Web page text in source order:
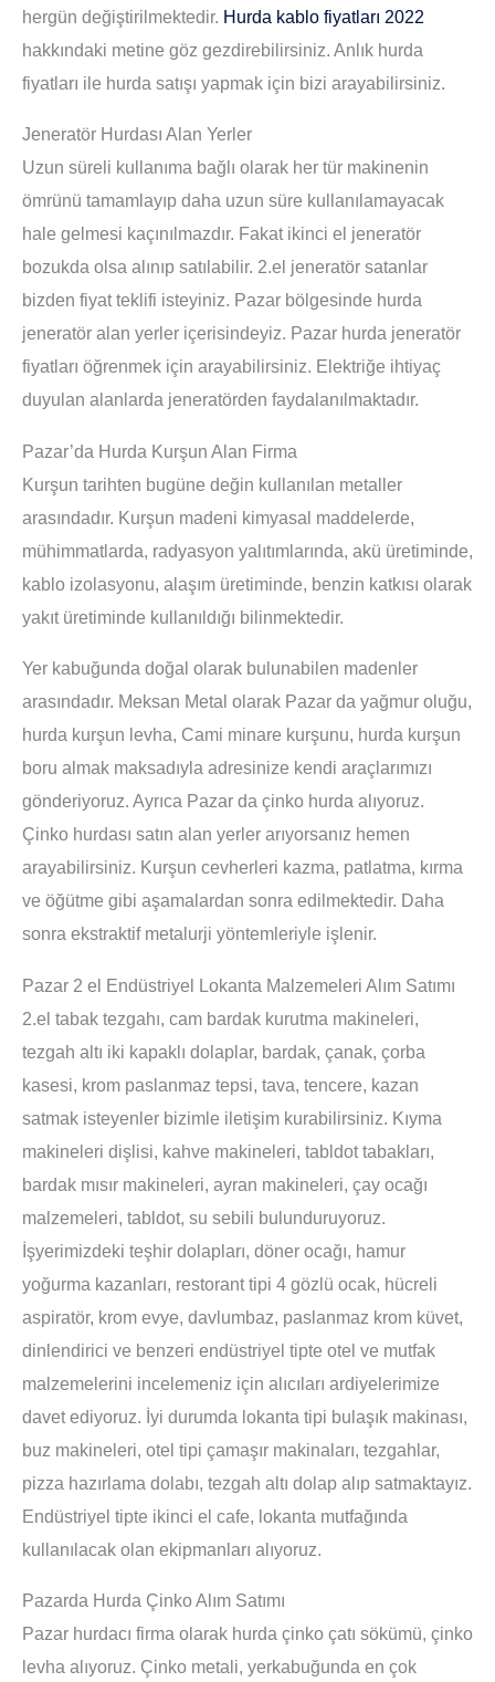
hergün değiştirilmektedir. Hurda kablo fiyatları 2022
hakkındaki metine göz gezdirebilirsiniz. Anlık hurda
fiyatları ile hurda satışı yapmak için bizi arayabilirsiniz.
Jeneratör Hurdası Alan Yerler
Uzun süreli kullanıma bağlı olarak her tür makinenin
ömrünü tamamlayıp daha uzun süre kullanılamayacak
hale gelmesi kaçınılmazdır. Fakat ikinci el jeneratör
bozukda olsa alınıp satılabilir. 2.el jeneratör satanlar
bizden fiyat teklifi isteyiniz. Pazar bölgesinde hurda
jeneratör alan yerler içerisindeyiz. Pazar hurda jeneratör
fiyatları öğrenmek için arayabilirsiniz. Elektriğe ihtiyaç
duyulan alanlarda jeneratörden faydalanılmaktadır.
Pazar’da Hurda Kurşun Alan Firma
Kurşun tarihten bugüne değin kullanılan metaller
arasındadır. Kurşun madeni kimyasal maddelerde,
mühimmatlarda, radyasyon yalıtımlarında, akü üretiminde,
kablo izolasyonu, alaşım üretiminde, benzin katkısı olarak
yakıt üretiminde kullanıldığı bilinmektedir.
Yer kabuğunda doğal olarak bulunabilen madenler
arasındadır. Meksan Metal olarak Pazar da yağmur oluğu,
hurda kurşun levha, Cami minare kurşunu, hurda kurşun
boru almak maksadıyla adresinize kendi araçlarımızı
gönderiyoruz. Ayrıca Pazar da çinko hurda alıyoruz.
Çinko hurdası satın alan yerler arıyorsanız hemen
arayabilirsiniz. Kurşun cevherleri kazma, patlatma, kırma
ve öğütme gibi aşamalardan sonra edilmektedir. Daha
sonra ekstraktif metalurji yöntemleriyle işlenir.
Pazar 2 el Endüstriyel Lokanta Malzemeleri Alım Satımı
2.el tabak tezgahı, cam bardak kurutma makineleri,
tezgah altı iki kapaklı dolaplar, bardak, çanak, çorba
kasesi, krom paslanmaz tepsi, tava, tencere, kazan
satmak isteyenler bizimle iletişim kurabilirsiniz. Kıyma
makineleri dişlisi, kahve makineleri, tabldot tabakları,
bardak mısır makineleri, ayran makineleri, çay ocağı
malzemeleri, tabldot, su sebili bulunduruyoruz.
İşyerimizdeki teşhir dolapları, döner ocağı, hamur
yoğurma kazanları, restorant tipi 4 gözlü ocak, hücreli
aspiratör, krom evye, davlumbaz, paslanmaz krom küvet,
dinlendirici ve benzeri endüstriyel tipte otel ve mutfak
malzemelerini incelemeniz için alıcıları ardiyelerimize
davet ediyoruz. İyi durumda lokanta tipi bulaşık makinası,
buz makineleri, otel tipi çamaşır makinaları, tezgahlar,
pizza hazırlama dolabı, tezgah altı dolap alıp satmaktayız.
Endüstriyel tipte ikinci el cafe, lokanta mutfağında
kullanılacak olan ekipmanları alıyoruz.
Pazarda Hurda Çinko Alım Satımı
Pazar hurdacı firma olarak hurda çinko çatı sökümü, çinko
levha alıyoruz. Çinko metali, yerkabuğunda en çok